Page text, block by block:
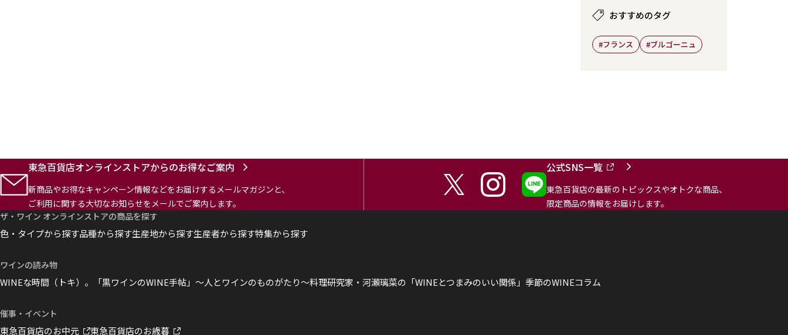
おすすめのタグ
#フランス #ブルゴーニュ
東急百貨店オンラインストアからのお得なご案内
新商品やお得なキャンペーン情報などをお届けするメールマガジンと、
ご利用に関する大切なお知らせをメールでご案内します。
公式SNS一覧
東急百貨店の最新のトピックスやオトクな商品、
限定商品の情報をお届けします。
ザ・ワイン オンラインストアの商品を探す
色・タイプから探す品種から探す生産地から探す生産者から探す特集から探す
ワインの読み物
WINEな時間（トキ）。 「黒ワインのWINE手帖」～人とワインのものがたり～料理研究家・河瀬璃菜の「WINEとつまみのいい関係」 季節のWINEコラム
催事・イベント
東急百貨店のお中元 東急百貨店のお歳暮